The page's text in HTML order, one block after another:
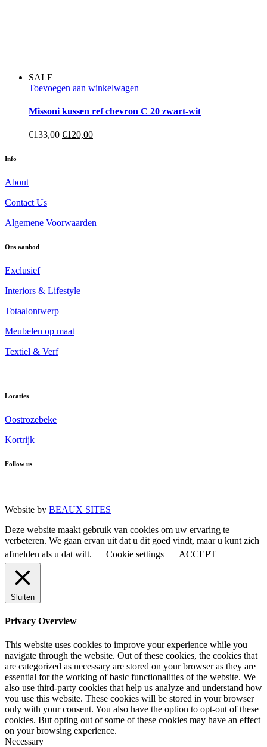
SALE
Toevoegen aan winkelwagen
Missoni kussen ref chevron C 20 zwart-wit
€133,00 Oorspronkelijke
€120,00Huidige
Info
About
Contact Us
Algemene Voorwaarden
Ons aanbod
Exclusief
Interiors & Lifestyle
Totaalontwerp
Meubelen op maat
Textiel & Verf
Locaties
Oostrozebeke
Kortrijk
Follow us
Website by BEAUX SITES
Deze website maakt gebruik van cookies om uw ervaring te
verbeteren. We gaan ervan uit dat u dit goed vindt, maar u kunt zich
afmelden als u dat wilt.
Cookie settings ACCEPT
Sluiten
Privacy Overview
This website uses cookies to improve your experience while you
navigate through the website. Out of these cookies, the cookies that
are categorized as necessary are stored on your browser as they are
essential for the working of basic functionalities of the website. We
also use third-party cookies that help us analyze and understand how
you use this website. These cookies will be stored in your browser
only with your consent. You also have the option to opt-out of these
cookies. But opting out of some of these cookies may have an effect
on your browsing experience.
Necessary